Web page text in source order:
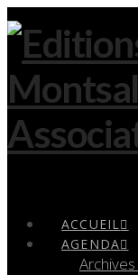
ACCUEIL
AGENDA